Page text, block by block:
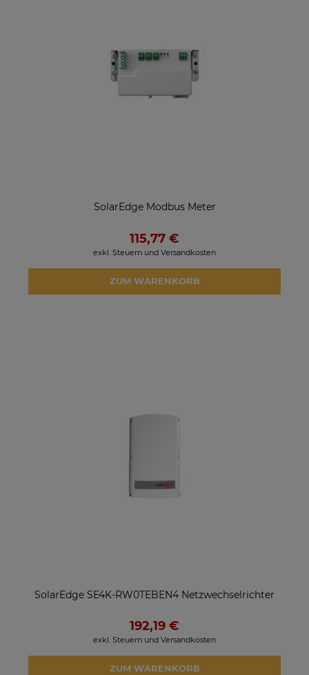
SolarEdge Modbus Meter
115,77 €
exkl. Steuern und Versandkosten
ZUM WARENKORB
SolarEdge SE4K-RW0TEBEN4 Netzwechselrichter
192,19 €
exkl. Steuern und Versandkosten
ZUM WARENKORB